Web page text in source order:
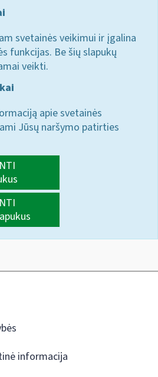
svetainės veikimui ir įgalina
funkcijas. Be šių slapukų
veikti.
apie svetainės
Jūsų naršymo patirties
informacija